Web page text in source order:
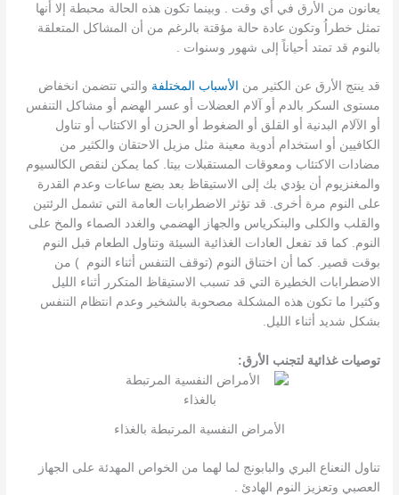
يعانون من الأرق في أي وقت . وبينما تكون هذه الحالة محبطة إلا أنها
تمثل خطراُ وتكون عادة حالة مؤقتة بالرغم من أن المشاكل المتعلقة
بالنوم قد تمتد أحياناً إلى شهور وسنوات .
قد ينتج الأرق عن الكثير من الأسباب المختلفة والتي تتضمن انخفاض
مستوى السكر بالدم أو آلام العضلات أو عسر الهضم أو مشاكل التنفس
أو الآلام البدنية أو القلق أو الضغوط أو الحزن أو الاكتئاب أو تناول
الكافيين أو استخدام أدوية معينة مثل مزيل الاحتقان والكثير من
مضادات الاكتئاب ومعوقات المستقبلات بيتا. كما يمكن لنقص الكالسيوم
والمغنزيوم أن يؤدي بك إلى الاستيقاظ بعد بضع ساعات وعدم القدرة
على النوم مرة أخرى. قد تؤثر الاضطرابات العامة التي تشمل الرئتين
والقلب والكلى والبنكرياس والجهاز الهضمي والغدد الصماء والمخ على
النوم. كما قد تفعل العادات الغذائية السيئة وتناول الطعام قبل النوم
بوقت قصير. كما أن اختناق النوم (توقف التنفس أثناء النوم ) من
الاضطرابات الخطيرة التي قد تسبب الاستيقاظ المتكرر أثناء الليل
وكثيرا ما تكون هذه المشكلة مصحوبة بالشخير وعدم انتظام التنفس
بشكل شديد أثناء الليل.
توصيات غذائية لتجنب الأرق:
الأمراض النفسية المرتبطة بالغذاء
تناول النعناع البري والبابونج لما لهما من الخواص المهدئة على الجهاز
العصبي وتعزيز النوم الهادئ .